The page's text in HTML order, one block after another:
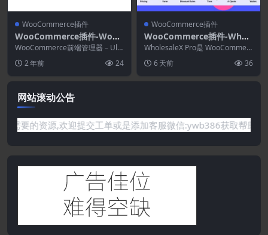
WooCommerce插件
WooCommerce插件-WooC
ommerce Frontend Mana
ger–Analytics 2.2.3
WooCommerce前端管理器 – Ulti
mate是最聪明的 woocomm...
2 年前 24
WooCommerce插件
WooCommerce插件-Whol
esaleX Pro 3.0.0–WooCom
merce B2B解决方案
WholesaleX Pro是 WooCommerc
e 的多合一批发解决方案。用...
6 天前 36
网站滚动公告
站没有你需要的资源,欢迎提交工单或是添加客服微信:ywb386获